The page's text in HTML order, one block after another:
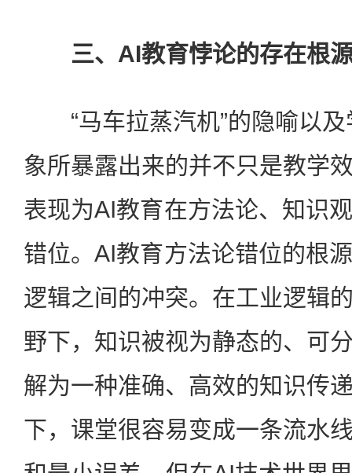
三、AI教育悖论的存在根
“马车拉蒸汽机”的隐喻以及
象所暴露出来的并不只是教学
表现为AI教育在方法论、知识
错位。AI教育方法论错位的根
逻辑之间的冲突。在工业逻辑
野下，知识被视为静态的、可
解为一种准确、高效的知识传
下，课堂很容易变成一条流水